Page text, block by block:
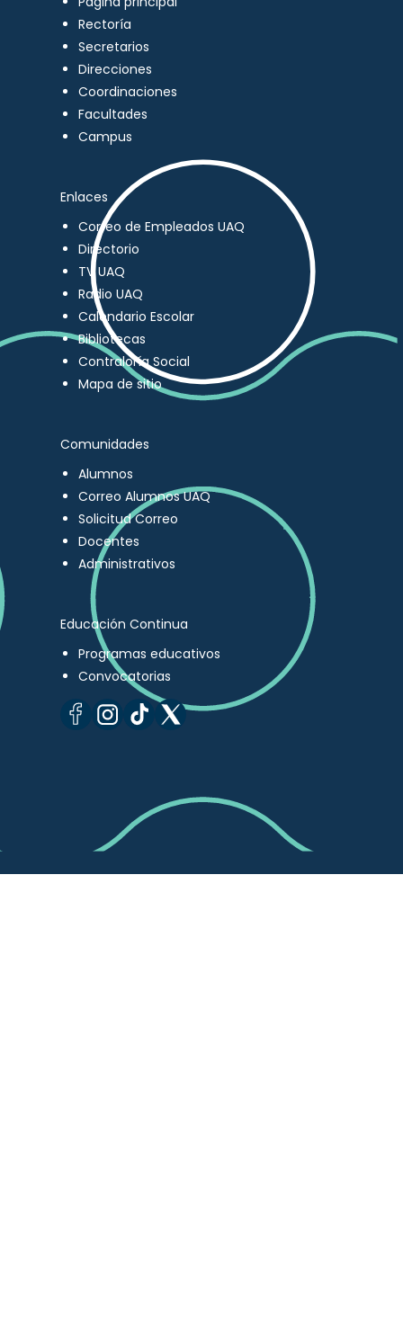
Rectoría
Secretarios
Direcciones
Coordinaciones
Facultades
Campus
Enlaces
Correo de Empleados UAQ
Directorio
TV UAQ
Radio UAQ
Calendario Escolar
Bibliotecas
Contraloría Social
Mapa de sitio
Comunidades
Alumnos
Correo Alumnos UAQ
Solicitud Correo
Docentes
Administrativos
Educación Continua
Programas educativos
Convocatorias